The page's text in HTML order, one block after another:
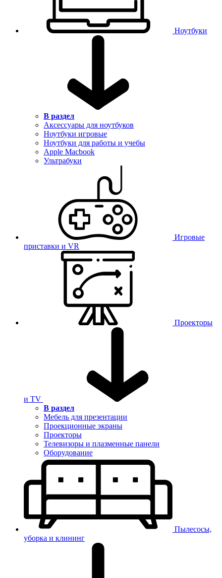
Ноутбуки
В раздел
Аксессуары для ноутбуков
Ноутбуки игровые
Ноутбуки для работы и учебы
Apple Macbook
Ультрабуки
Игровые
приставки и VR
Проекторы
и TV
В раздел
Мебель для презентации
Проекционные экраны
Проекторы
Телевизоры и плазменные панели
Оборудование
Пылесосы,
уборка и клининг